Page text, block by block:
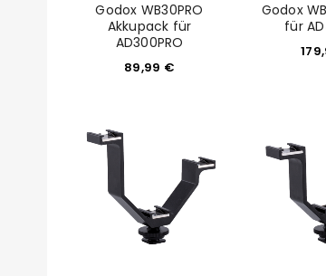
Godox WB30PRO
Akkupack für
AD300PRO
89,99 €
Godox
für